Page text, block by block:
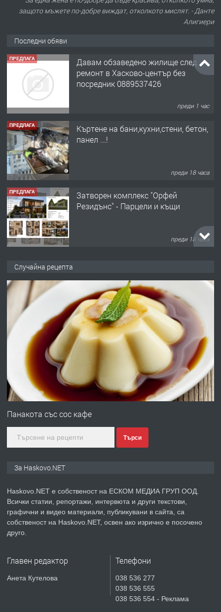
защото мъжете по-добре виждат, отколкото мислят. - Данте
Алигиери
Последни обяви
ПРЕДЛАГА
Давам обзаведено жилище след
ремонт в Хасково-център без
посредник 0889537426
преди 1 час
ПРЕДЛАГА
Къртене на бани,кухни,стени, бетон,
панел ...!
преди 18 часа
ПРЕДЛАГА
Затворен комплекс "Орфей
Резидънс" - Парцели и къщи
преди 18 часа
537 426
преди 18 часа
ПРЕДЛАГА
Давам обзаведено жилище за жена
без брокери 0889 537 426
преди 18 часа
ПРЕДЛАГА Под НАЕМ двустаен Орфей
преди 3 дни
ПРЕДЛАГА
🔑 ОБЗАВЕДЕНА ГАРСОНИЕРА ПОД
НАПЪЛНО ОБЗАВЕДЕН И
Случайна рецепта
Панакота със сос кафе
Търси
За Haskovo.NET
Haskovo.NET е собственост на ЕСКОМ МЕДИА ГРУП ООД.
Всички статии, репортажи, интервюта и други текстови,
графични и видео материали, публикувани в сайта, са
собственост на Haskovo.NET, освен ако изрично е посочено
друго.
Главен редактор
Анета Кутелова
Телефони
038 536 277
038 536 555
038 536 554 - Реклама